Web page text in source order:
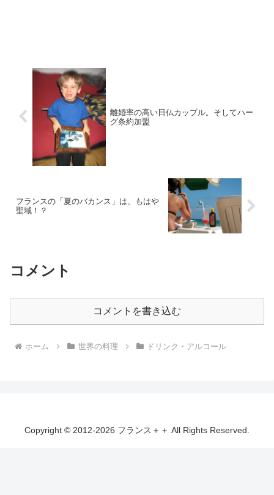
離婚率の高い日仏カップル。そしてハー
グ条約加盟
フランスの「夏のバカンス」は、もはや
聖域！？
コメント
コメントを書き込む
ホーム 世界の料理 ドリンク・アルコール
Copyright © 2012-2026 フランス＋＋ All Rights Reserved.